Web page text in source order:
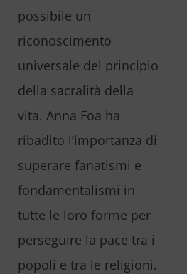
possibile un
riconoscimento
universale del principio
della sacralità della
vita. Anna Foa ha
ribadito l’importanza di
superare fanatismi e
fondamentalismi in
tutte le loro forme per
perseguire la pace tra i
popoli e tra le religioni.